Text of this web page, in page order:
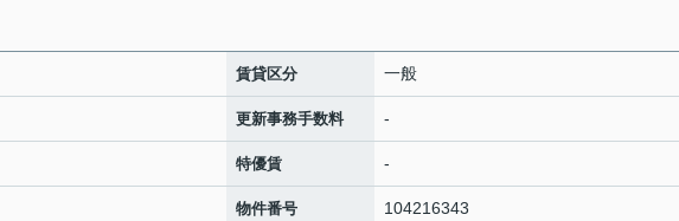
賃貸区分 一般
更新事務手数料 -
特優賃 -
物件番号 104216343